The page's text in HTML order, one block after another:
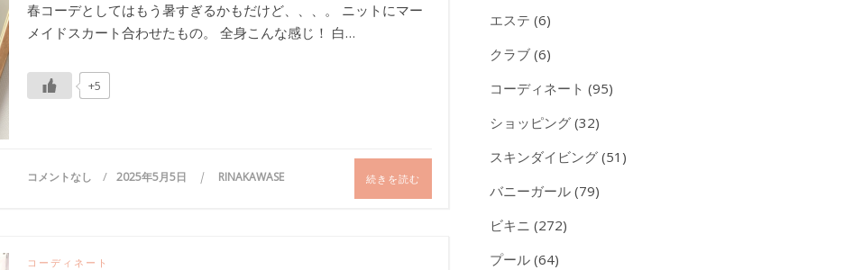
春コーデとしてはもう暑すぎるかもだけど、、、。 ニットにマー
メイドスカート合わせたもの。 全身こんな感じ！ 白…
+5
コメントなし 2025年5月5日 RINAKAWASE 続きを読む
コーディネート
エステ (6)
クラブ (6)
コーディネート (95)
ショッピング (32)
スキンダイビング (51)
バニーガール (79)
ビキニ (272)
プール (64)